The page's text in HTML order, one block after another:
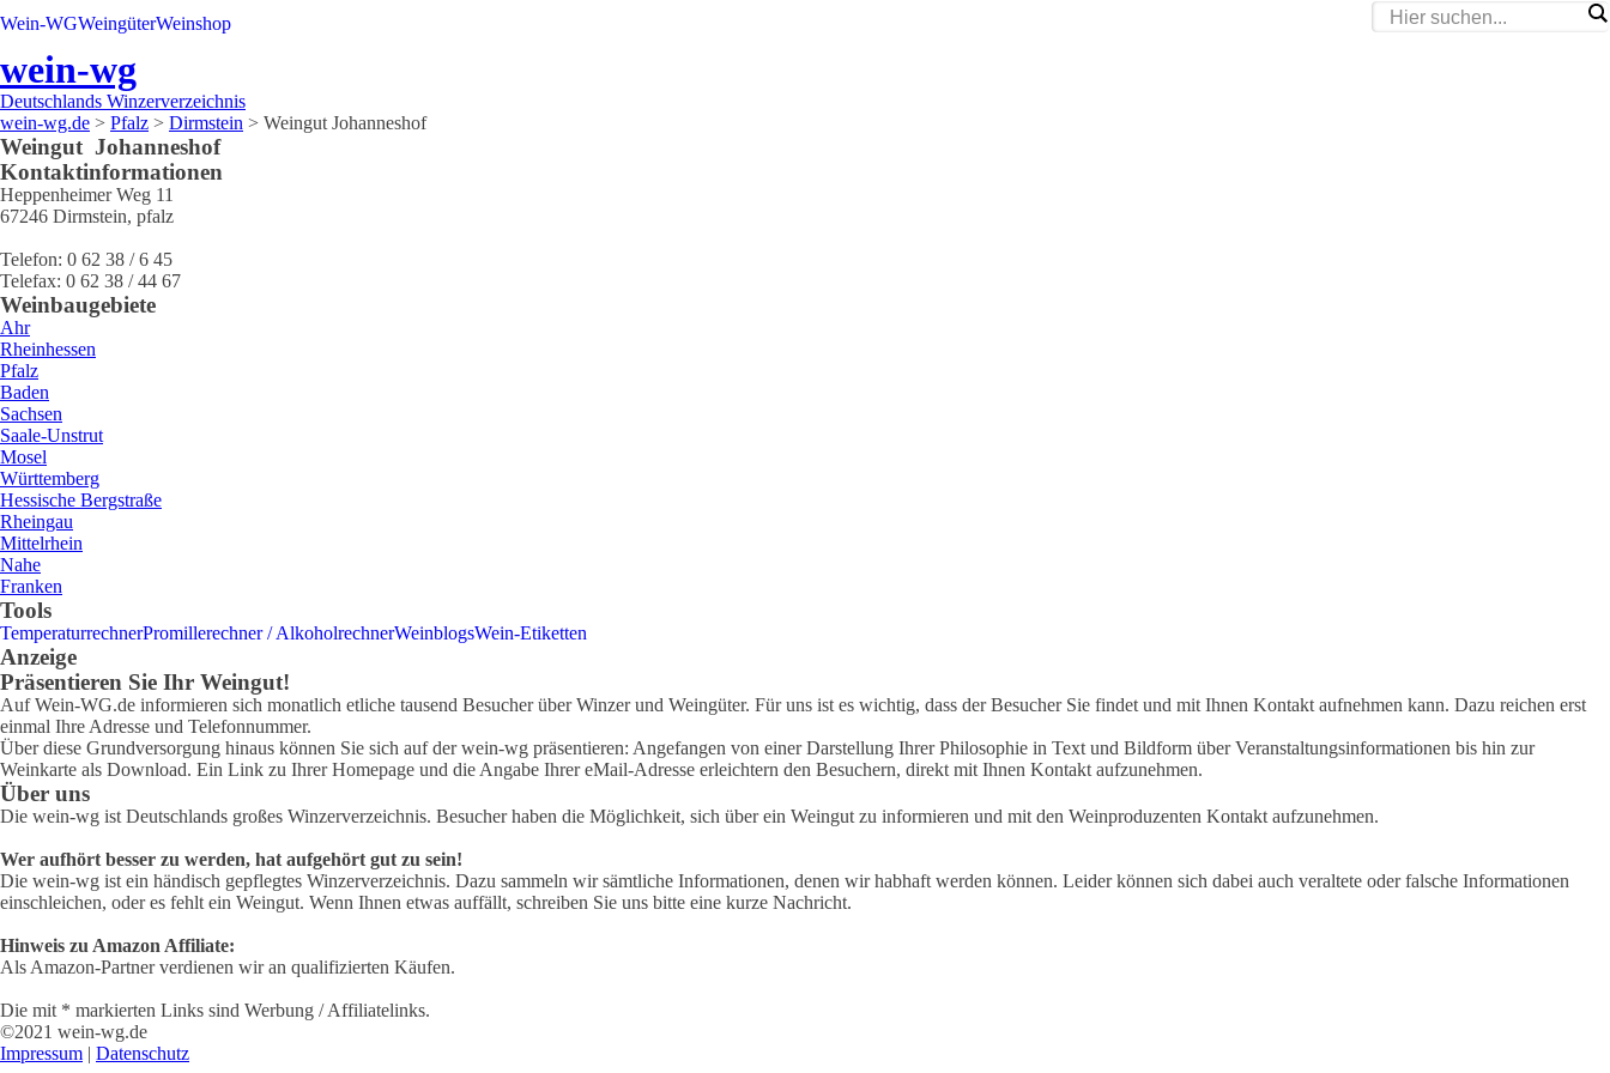
Wein-WGWeingüterWeinshop
wein-wg
Deutschlands Winzerverzeichnis
wein-wg.de > Pfalz > Dirmstein > Weingut Johanneshof
Weingut Johanneshof
Kontaktinformationen
Heppenheimer Weg 11
67246 Dirmstein, pfalz
Telefon: 0 62 38 / 6 45
Telefax: 0 62 38 / 44 67
Weinbaugebiete
Ahr
Rheinhessen
Pfalz
Baden
Sachsen
Saale-Unstrut
Mosel
Württemberg
Hessische Bergstraße
Rheingau
Mittelrhein
Nahe
Franken
Tools
TemperaturrechnerPromillerechner / AlkoholrechnerWeinblogsWein-Etiketten
Anzeige
Präsentieren Sie Ihr Weingut!
Auf Wein-WG.de informieren sich monatlich etliche tausend Besucher über Winzer und Weingüter. Für uns ist es wichtig, dass der Besucher Sie findet und mit Ihnen Kontakt aufnehmen kann. Dazu reichen erst
einmal Ihre Adresse und Telefonnummer.
Über diese Grundversorgung hinaus können Sie sich auf der wein-wg präsentieren: Angefangen von einer Darstellung Ihrer Philosophie in Text und Bildform über Veranstaltungsinformationen bis hin zur
Weinkarte als Download. Ein Link zu Ihrer Homepage und die Angabe Ihrer eMail-Adresse erleichtern den Besuchern, direkt mit Ihnen Kontakt aufzunehmen.
Über uns
Die wein-wg ist Deutschlands großes Winzerverzeichnis. Besucher haben die Möglichkeit, sich über ein Weingut zu informieren und mit den Weinproduzenten Kontakt aufzunehmen.
Wer aufhört besser zu werden, hat aufgehört gut zu sein!
Die wein-wg ist ein händisch gepflegtes Winzerverzeichnis. Dazu sammeln wir sämtliche Informationen, denen wir habhaft werden können. Leider können sich dabei auch veraltete oder falsche Informationen
einschleichen, oder es fehlt ein Weingut. Wenn Ihnen etwas auffällt, schreiben Sie uns bitte eine kurze Nachricht.
Hinweis zu Amazon Affiliate:
Als Amazon-Partner verdienen wir an qualifizierten Käufen.
Die mit * markierten Links sind Werbung / Affiliatelinks.
©2021 wein-wg.de
Impressum | Datenschutz